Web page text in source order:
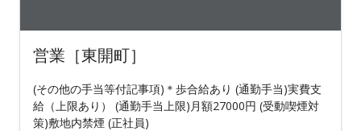
営業［東開町］
(その他の手当等付記事項)＊歩合給あり (通勤手当)実費支
給（上限あり） (通勤手当上限)月額27000円 (受動喫煙対
策)敷地内禁煙 (正社員)